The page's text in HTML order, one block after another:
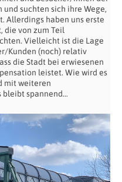
suchten sich ihre Wege,
Allerdings haben uns erste
die von zum Teil
Vielleicht ist die Lage
Kunden (noch) relativ
die Stadt bei erwiesenen
leistet. Wie wird es
mit weiteren
bleibt spannend…